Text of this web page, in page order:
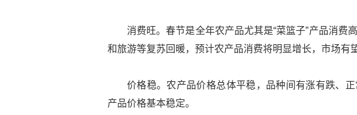
消费旺。春节是全年农产品尤其是“菜篮子”产品消费
和旅游等复苏回暖，预计农产品消费将明显增长，市场有
价格稳。农产品价格总体平稳，品种间有涨有跌、
产品价格基本稳定。